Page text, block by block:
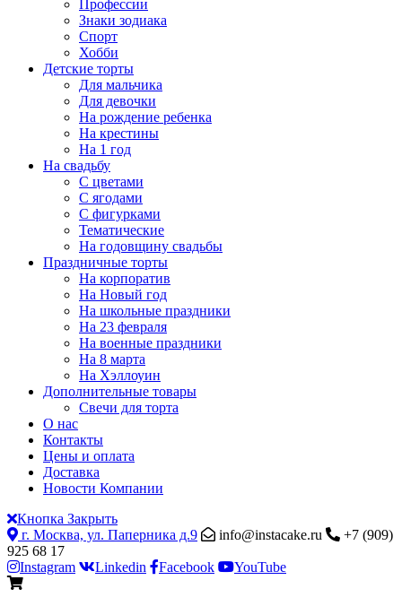
Профессии
Знаки зодиака
Спорт
Хобби
Детские торты
Для мальчика
Для девочки
На рождение ребенка
На крестины
На 1 год
На свадьбу
С цветами
С ягодами
С фигурками
Тематические
На годовщину свадьбы
Праздничные торты
На корпоратив
На Новый год
На школьные праздники
На 23 февраля
На военные праздники
На 8 марта
На Хэллоуин
Дополнительные товары
Свечи для торта
О нас
Контакты
Цены и оплата
Доставка
Новости Компании
Кнопка Закрыть
г. Москва, ул. Паперника д.9
info@instacake.ru
+7 (909)
925 68 17
Instagram
Linkedin Facebook YouTube